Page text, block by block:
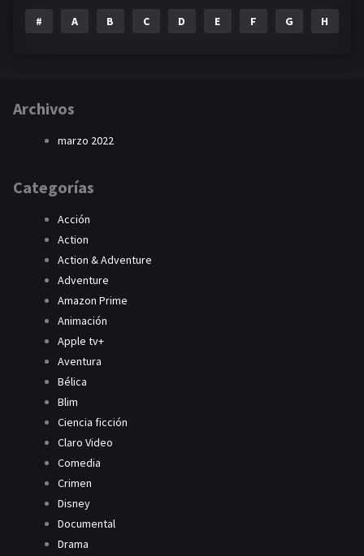
# A B C D E F G H
Archivos
marzo 2022
Categorías
Acción
Action
Action & Adventure
Adventure
Amazon Prime
Animación
Apple tv+
Aventura
Bélica
Blim
Ciencia ficción
Claro Video
Comedia
Crimen
Disney
Documental
Drama